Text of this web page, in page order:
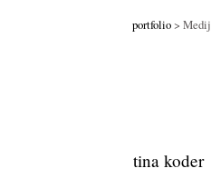
portfolio>
tina koder